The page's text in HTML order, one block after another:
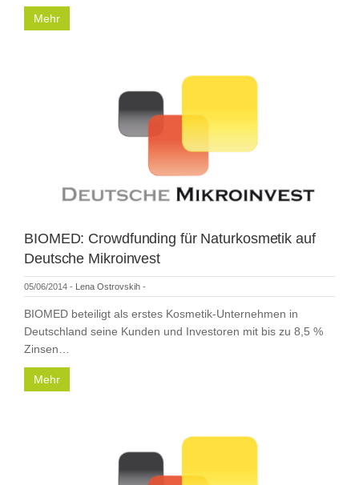
Mehr
BIOMED: Crowdfunding für Naturkosmetik auf
Deutsche Mikroinvest
05/06/2014 - Lena Ostrovskih -
BIOMED beteiligt als erstes Kosmetik-Unternehmen in
Deutschland seine Kunden und Investoren mit bis zu 8,5 %
Zinsen…
Mehr